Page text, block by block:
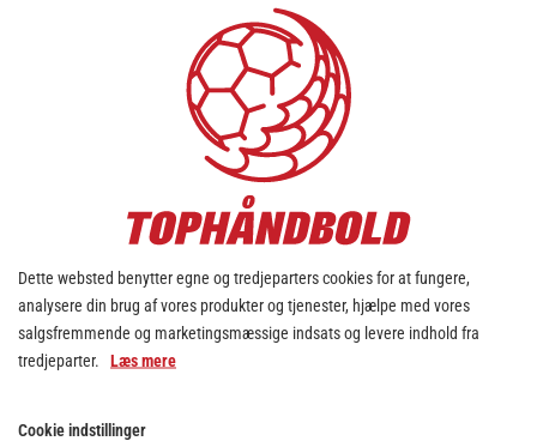
Spillerunde:
Kunne ikke finde data for valgt
sæson/liga.
Dette websted benytter egne og tredjeparters cookies for at fungere,
analysere din brug af vores produkter og tjenester, hjælpe med vores
salgsfremmende og marketingsmæssige indsats og levere indhold fra
tredjeparter. Læs mere
Cookie indstillinger